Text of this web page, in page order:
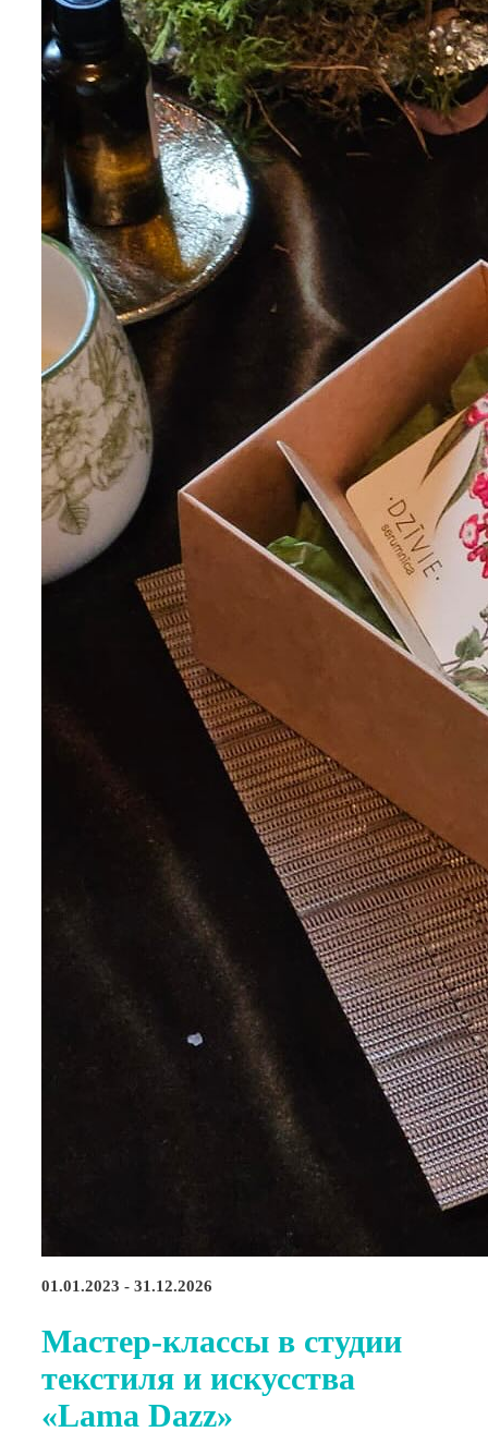
01.01.2023 - 31.12.2026
Мастер-классы в студии
текстиля и искусства
«Lama Dazz»